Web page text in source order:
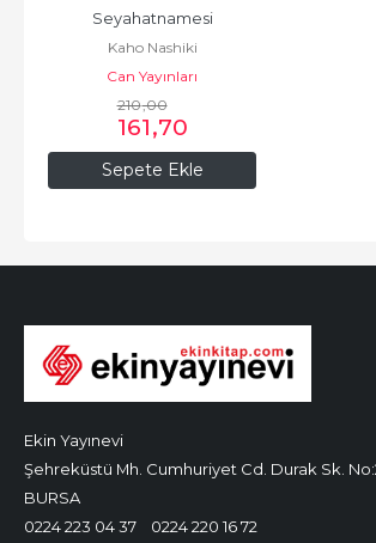
Sepete Ekle
Seyahatnamesi
Kaho Nashiki
Can Yayınları
210,00
161,70
Ekin Yayınevi
Şehreküstü Mh. Cumhuriyet Cd. Durak Sk.
BURSA
0224 223 04 37
0224 220 16 72